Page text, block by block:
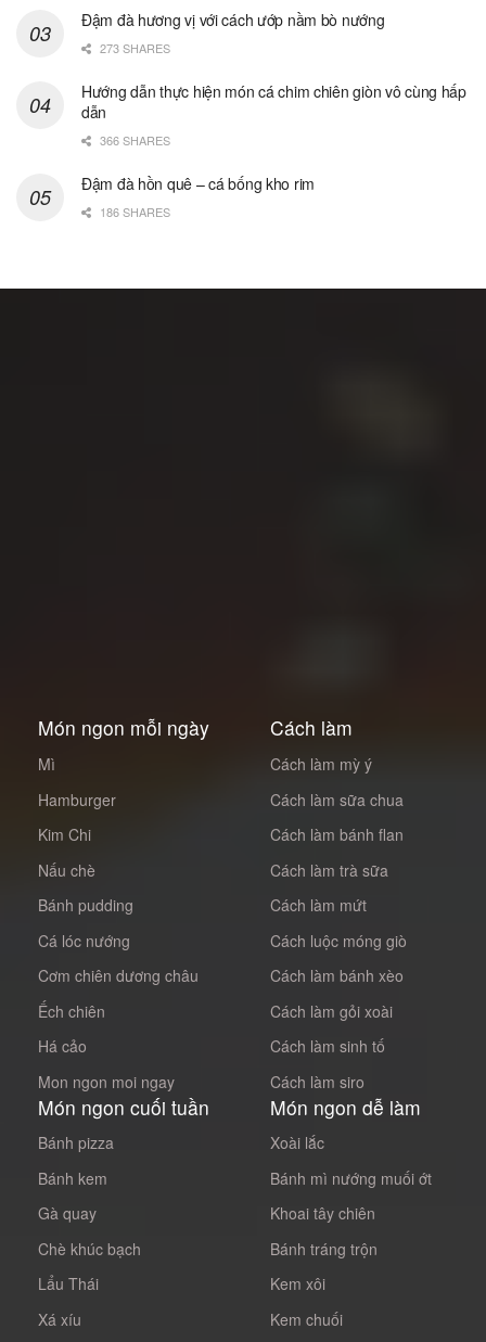
Đậm đà hương vị với cách ướp nầm bò nướng
273 SHARES
Hướng dẫn thực hiện món cá chim chiên giòn vô cùng hấp
dẫn
366 SHARES
Đậm đà hồn quê – cá bống kho rim
186 SHARES
Món ngon mỗi ngày
Mì
Hamburger
Kim Chi
Nấu chè
Bánh pudding
Cá lóc nướng
Cơm chiên dương châu
Ếch chiên
Há cảo
Mon ngon moi ngay
Cách làm
Cách làm mỳ ý
Cách làm sữa chua
Cách làm bánh flan
Cách làm trà sữa
Cách làm mứt
Cách luộc móng giò
Cách làm bánh xèo
Cách làm gỏi xoài
Cách làm sinh tố
Cách làm siro
Món ngon cuối tuần
Bánh pizza
Bánh kem
Gà quay
Chè khúc bạch
Lẩu Thái
Xá xíu
Món ngon dễ làm
Xoài lắc
Bánh mì nướng muối ớt
Khoai tây chiên
Bánh tráng trộn
Kem xôi
Kem chuối